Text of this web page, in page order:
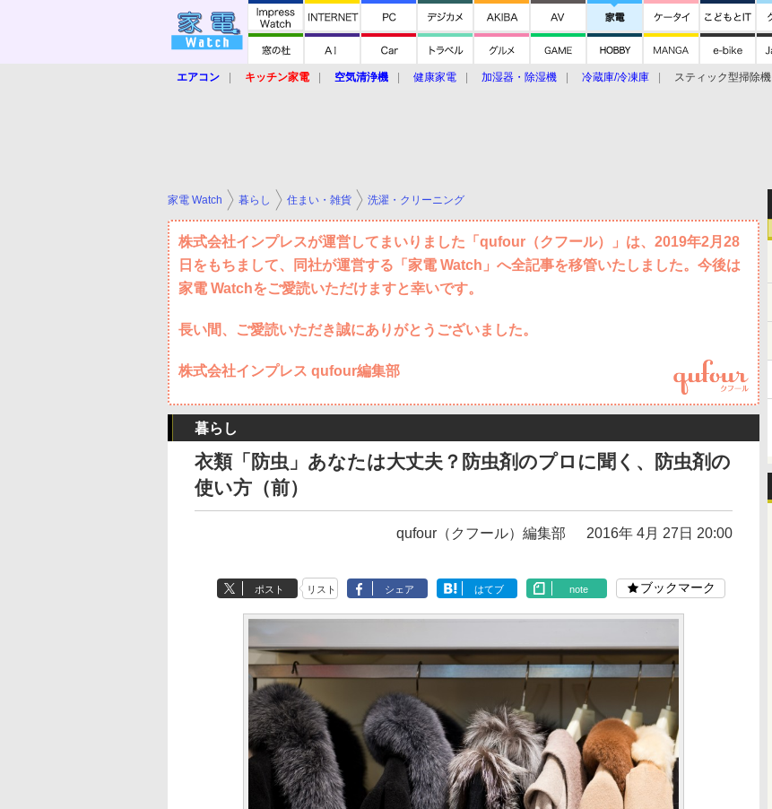
エアコン キッチン家電 空気清浄機 健康家電 加湿器・除湿機 冷蔵庫/冷凍庫 スティック型掃除機
家電 Watch 暮らし 住まい・雑貨 洗濯・クリーニング
株式会社インプレスが運営してまいりました「qufour（クフール）」は、2019年2月28
日をもちまして、同社が運営する「家電 Watch」へ全記事を移管いたしました。今後は
家電 Watchをご愛読いただけますと幸いです。
長い間、ご愛読いただき誠にありがとうございました。
株式会社インプレス qufour編集部
暮らし
衣類「防虫」あなたは大丈夫？防虫剤のプロに聞く、防虫剤の
使い方（前）
qufour（クフール）編集部 2016年 4月 27日 20:00
ポスト リスト シェア はてブ note ブックマーク